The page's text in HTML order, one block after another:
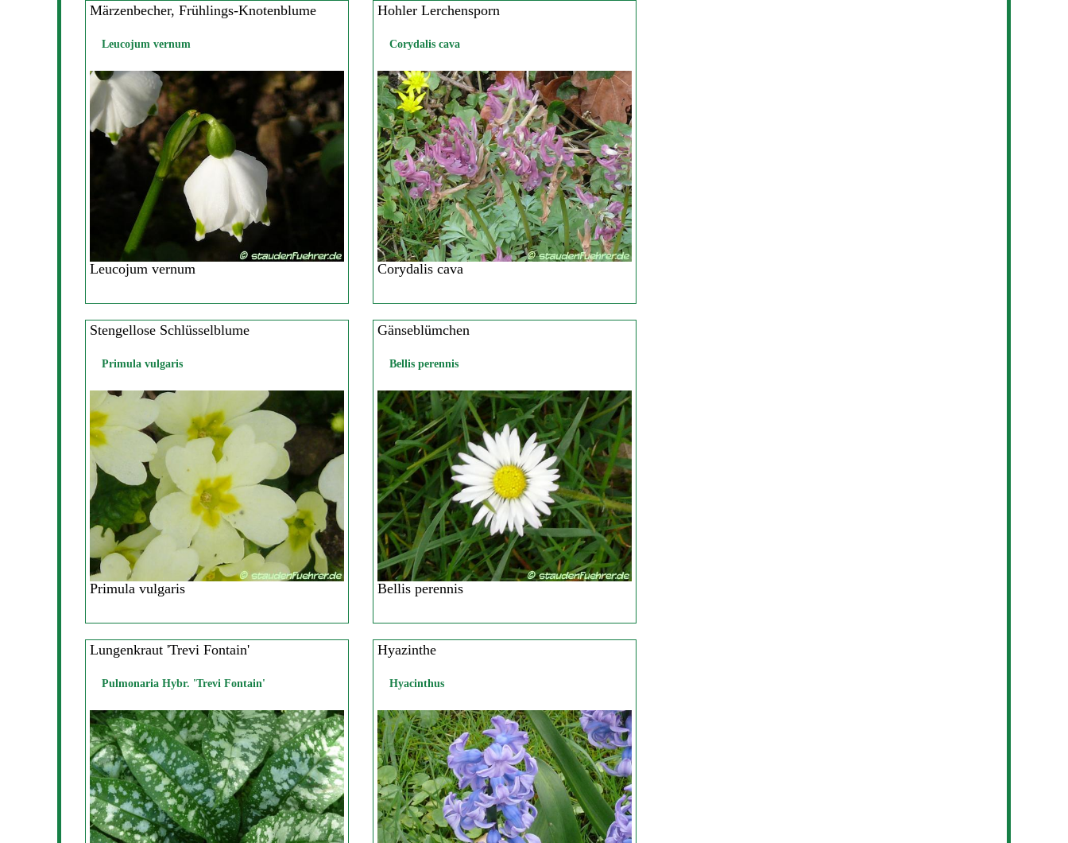
Märzenbecher, Frühlings-Knotenblume
Leucojum vernum
Leucojum vernum
Hohler Lerchensporn
Corydalis cava
Corydalis cava
Stengellose Schlüsselblume
Primula vulgaris
Primula vulgaris
Gänseblümchen
Bellis perennis
Bellis perennis
Lungenkraut 'Trevi Fontain'
Pulmonaria Hybr. 'Trevi Fontain'
Hyazinthe
Hyacinthus